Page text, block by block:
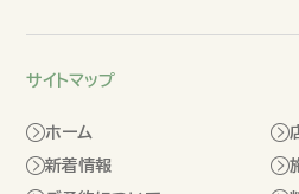
サイトマップ
ホーム
新着情報